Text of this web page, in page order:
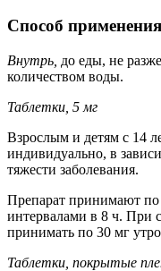
Способ
Внутрь, до еды, не
количеством воды.
Таблетки, 5 мг
Взрослым и детям с 14
индивидуально, в
тяжести заболевания.
Препарат принимают по
интервалами в 8 ч. При
принимать по 30 мг
Таблетки, покрытые